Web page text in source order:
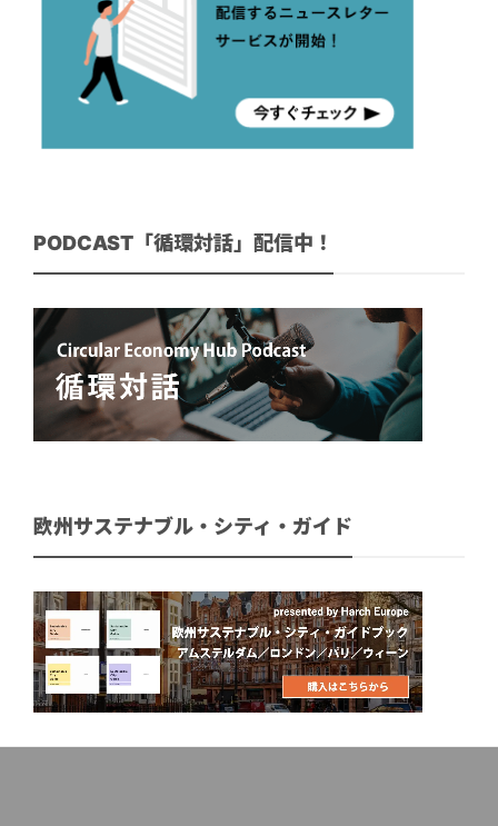
PODCAST「循環対話」配信中！
欧州サステナブル・シティ・ガイド